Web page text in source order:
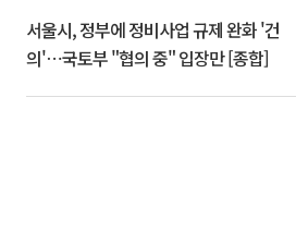
서울시, 정부에 정비사업 규제 완화 '건
의'⋯국토부 "협의 중" 입장만 [종합]